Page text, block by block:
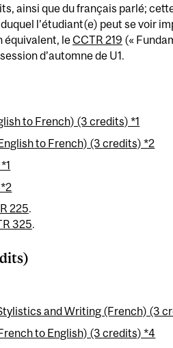
ainsi que du français parlé;
l’étudiant(e) peut se voir
équivalent, leCCTR 219 («
d’automne de U1.
to French) (3 credits) *1
to French) (3 credits) *2
225.
325.
and Writing (French) (3
to English) (3 credits) *4